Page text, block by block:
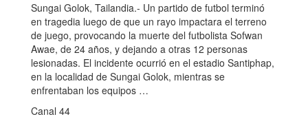
Sungai Golok, Tailandia.- Un partido de futbol terminó
en tragedia luego de que un rayo impactara el terreno
de juego, provocando la muerte del futbolista Sofwan
Awae, de 24 años, y dejando a otras 12 personas
lesionadas. El incidente ocurrió en el estadio Santiphap,
en la localidad de Sungai Golok, mientras se
enfrentaban los equipos …
Canal 44